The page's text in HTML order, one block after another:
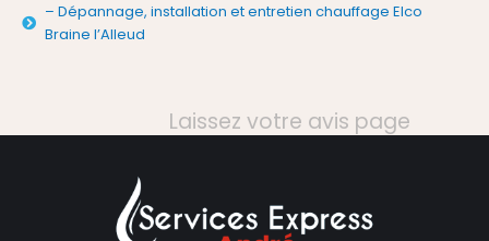
– Dépannage, installation et entretien chauffage Elco
Braine l’Alleud
Laissez votre avis page